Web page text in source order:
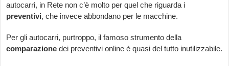
autocarri, in Rete non c’è molto per quel che riguarda i
preventivi, che invece abbondano per le macchine.
Per gli autocarri, purtroppo, il famoso strumento della
comparazione dei preventivi online è quasi del tutto inutilizzabile.